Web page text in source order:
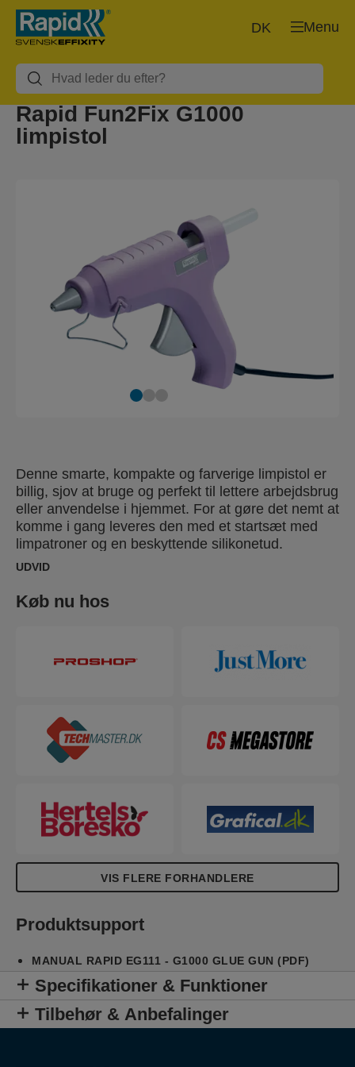
Menu
DK
Rapid Fun2Fix G1000
limpistol
Denne smarte, kompakte og farverige limpistol er
billig, sjov at bruge og perfekt til lettere arbejdsbrug
eller anvendelse i hjemmet. For at gøre det nemt at
komme i gang leveres den med et startsæt med
limpatroner og en beskyttende silikonetud.
UDVID
Køb nu hos
VIS FLERE FORHANDLERE
Produktsupport
MANUAL RAPID EG111 - G1000 GLUE GUN (PDF)
Specifikationer & Funktioner
Tilbehør & Anbefalinger